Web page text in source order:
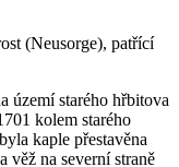
(Neusorge), patřící
území starého hřbitova
kolem starého
kaple přestavěna
věž na severní straně